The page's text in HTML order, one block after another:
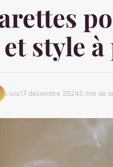
et style
Livia17 décembre 20245 min de